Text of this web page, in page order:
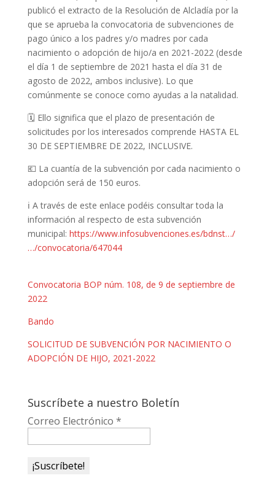
publicó el extracto de la Resolución de Alcladía por la
que se aprueba la convocatoria de subvenciones de
pago único a los padres y/o madres por cada
nacimiento o adopción de hijo/a en 2021-2022 (desde
el día 1 de septiembre de 2021 hasta el día 31 de
agosto de 2022, ambos inclusive). Lo que
comúnmente se conoce como ayudas a la natalidad.
🗓 Ello significa que el plazo de presentación de
solicitudes por los interesados comprende HASTA EL
30 DE SEPTIEMBRE DE 2022, INCLUSIVE.
💶 La cuantía de la subvención por cada nacimiento o
adopción será de 150 euros.
ℹ️ A través de este enlace podéis consultar toda la
información al respecto de esta subvención
municipal: https://www.infosubvenciones.es/bdnst…/
…/convocatoria/647044
Convocatoria BOP núm. 108, de 9 de septiembre de
2022
Bando
SOLICITUD DE SUBVENCIÓN POR NACIMIENTO O
ADOPCIÓN DE HIJO, 2021-2022
Suscríbete a nuestro Boletín
Correo Electrónico *